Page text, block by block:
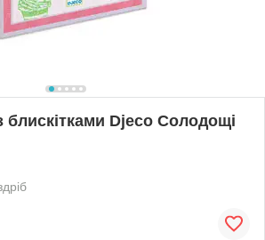
блискітками Djeco Солодощі